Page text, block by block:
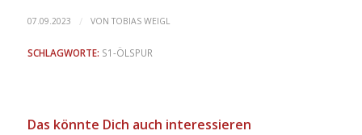
07.09.2023 / VONTOBIAS WEIGL
SCHLAGWORTE: S1-ÖLSPUR
Das könnte Dich auch interessieren